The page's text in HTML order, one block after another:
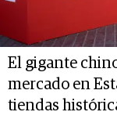
El gigante
mercado en
tiendas